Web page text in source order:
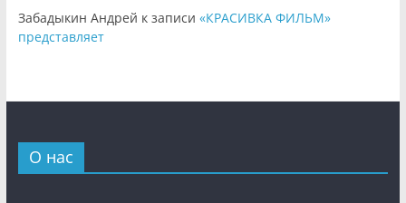
Забадыкин Андрей к записи «КРАСИВКА ФИЛЬМ»
представляет
О нас